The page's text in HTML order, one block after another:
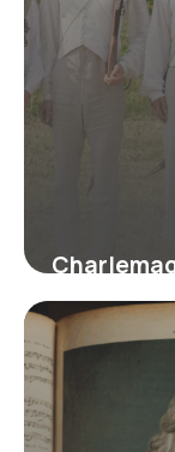
Histoire
16 juin 2026